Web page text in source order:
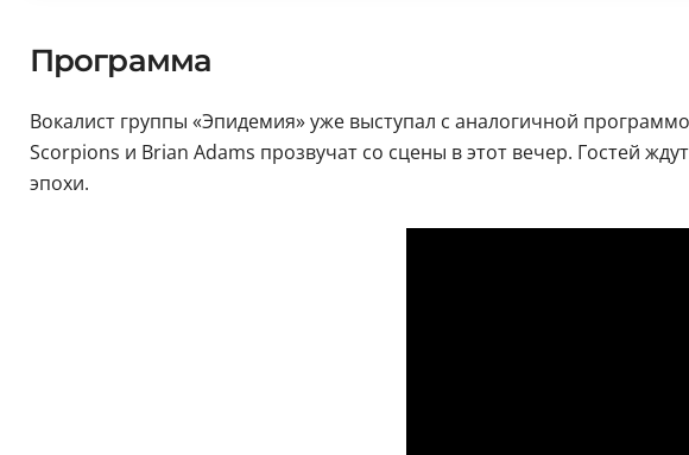
Программа
Вокалист группы «Эпидемия» уже выступал с аналогичной
Scorpions и Brian Adams прозвучат со сцены в этот вечер. Гостей
эпохи.